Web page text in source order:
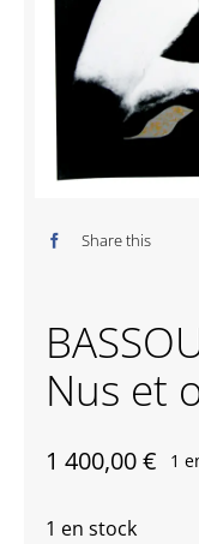
Contactez-nous
Share this
Nus et
1 400,00€ 1
1 en stock